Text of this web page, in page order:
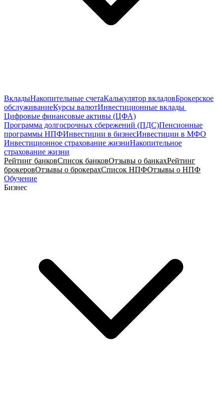
ВкладыНакопительные счетаКалькулятор вкладовБрокерское
обслуживаниеКурсы валютИнвестиционные вклады
Цифровые финансовые активы (ЦФА)
Программа долгосрочных сбережений (ПДС)Пенсионные
программы НПФИнвестиции в бизнесИнвестиции в МФО
Инвестиционное страхование жизниНакопительное
страхование жизни
Рейтинг банковСписок банковОтзывы о банкахРейтинг
брокеровОтзывы о брокерахСписок НПФОтзывы о НПФ
Обучение
Бизнес